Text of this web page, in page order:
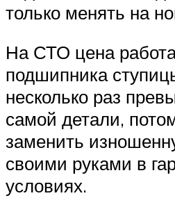
только менять на
На СТО цена
подшипника
несколько раз
самой детали,
заменить
своими руками в
условиях.